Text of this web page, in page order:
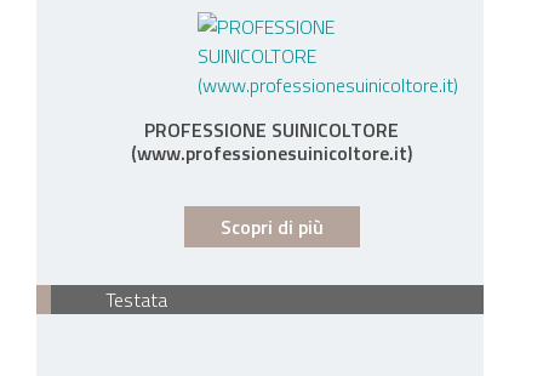
PROFESSIONE SUINICOLTORE
(www.professionesuinicoltore.it)
Scopri di più
Testata